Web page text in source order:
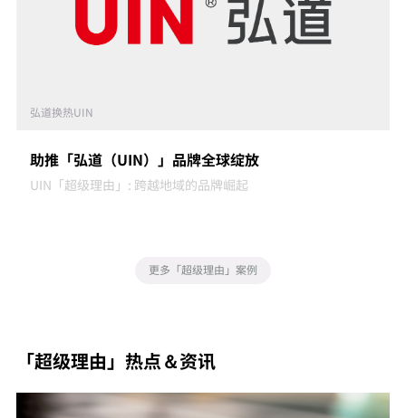
弘道换热UIN
助推「弘道（UIN）」品牌全球绽放
UIN「超级理由」: 跨越地域的品牌崛起
更多「超级理由」案例
「超级理由」热点＆资讯